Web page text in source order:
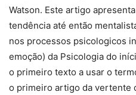
Watson. Este artigo
tendência até então
nos processos psicologicos
emoção) da Psicologia do
o primeiro texto a usar o
o primeiro artigo da vertente